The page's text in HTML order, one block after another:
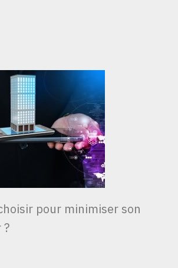
pour minimiser son